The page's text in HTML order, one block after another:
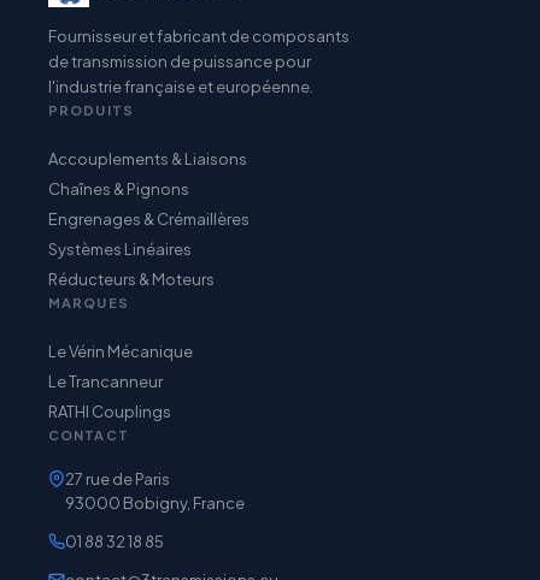
Fournisseur et fabricant de composants
de transmission de puissance pour
l'industrie française et européenne.
PRODUITS
Accouplements & Liaisons
Chaînes & Pignons
Engrenages & Crémaillères
Systèmes Linéaires
Réducteurs & Moteurs
MARQUES
Le Vérin Mécanique
Le Trancanneur
RATHI Couplings
CONTACT
27 rue de Paris
93000 Bobigny, France
01 88 32 18 85